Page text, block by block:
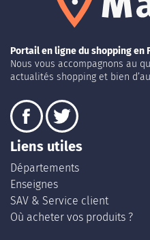
Portail en ligne du shopping en
Nous vous accompagnons au
actualités shopping et bien
Liens utiles
Départements
Enseignes
SAV & Service client
Où acheter vos produits ?